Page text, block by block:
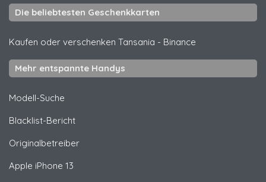
Die beliebtesten Geschenkkarten
Kaufen oder verschenken Tansania - Binance
Mehr entspannte Handys
Modell-Suche
Blacklist-Bericht
Originalbetreiber
Apple iPhone 13